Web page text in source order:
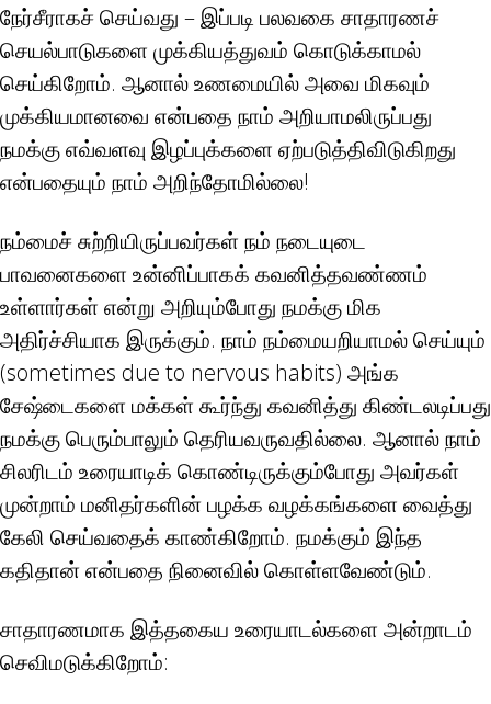
நேர்சீராகச் செய்வது – இப்படி பலவகை சாதாரணச்
செயல்பாடுகளை முக்கியத்துவம் கொடுக்காமல்
செய்கிறோம். ஆனால் உணமையில் அவை மிகவும்
முக்கியமானவை என்பதை நாம் அறியாமலிருப்பது
நமக்கு எவ்வளவு இழப்புக்களை ஏற்படுத்திவிடுகிறது
என்பதையும் நாம் அறிந்தோமில்லை!
நம்மைச் சுற்றியிருப்பவர்கள் நம் நடையுடை
பாவனைகளை உன்னிப்பாகக் கவனித்தவண்ணம்
உள்ளார்கள் என்று அறியும்போது நமக்கு மிக
அதிர்ச்சியாக இருக்கும். நாம் நம்மையறியாமல் செய்யும்
(sometimes due to nervous habits) அங்க
சேஷ்டைகளை மக்கள் கூர்ந்து கவனித்து கிண்டலடிப்பது
நமக்கு பெரும்பாலும் தெரியவருவதில்லை. ஆனால் நாம்
சிலரிடம் உரையாடிக் கொண்டிருக்கும்போது அவர்கள்
முன்றாம் மனிதர்களின் பழக்க வழக்கங்களை வைத்து
கேலி செய்வதைக் காண்கிறோம். நமக்கும் இந்த
கதிதான் என்பதை நினைவில் கொள்ளவேண்டும்.
சாதாரணமாக இத்தகைய உரையாடல்களை அன்றாடம்
செவிமடுக்கிறோம்: